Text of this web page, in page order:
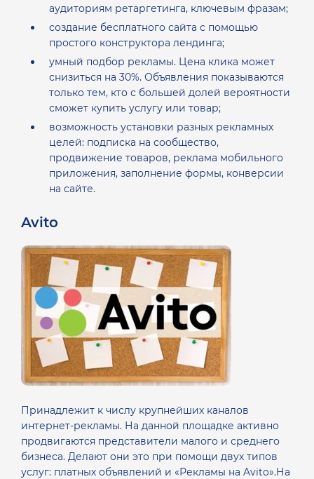
аудиториям ретаргетинга, ключевым фразам;
создание бесплатного сайта с помощью
простого конструктора лендинга;
умный подбор рекламы. Цена клика может
снизиться на 30%. Объявления показываются
только тем, кто с большей долей вероятности
сможет купить услугу или товар;
возможность установки разных рекламных
целей: подписка на сообщество,
продвижение товаров, реклама мобильного
приложения, заполнение формы, конверсии
на сайте.
Avito
Принадлежит к числу крупнейших каналов
интернет-рекламы. На данной площадке активно
продвигаются представители малого и среднего
бизнеса. Делают они это при помощи двух типов
услуг: платных объявлений и «Рекламы на Avito».На